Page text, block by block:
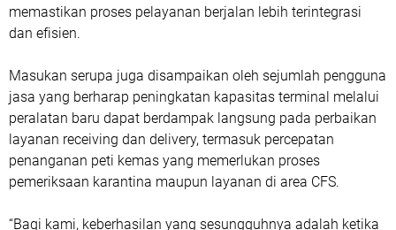
memastikan proses pelayanan berjalan lebih terintegrasi
dan efisien.
Masukan serupa juga disampaikan oleh sejumlah pengguna
jasa yang berharap peningkatan kapasitas terminal melalui
peralatan baru dapat berdampak langsung pada perbaikan
layanan receiving dan delivery, termasuk percepatan
penanganan peti kemas yang memerlukan proses
pemeriksaan karantina maupun layanan di area CFS.
“Bagi kami, keberhasilan yang sesungguhnya adalah ketika